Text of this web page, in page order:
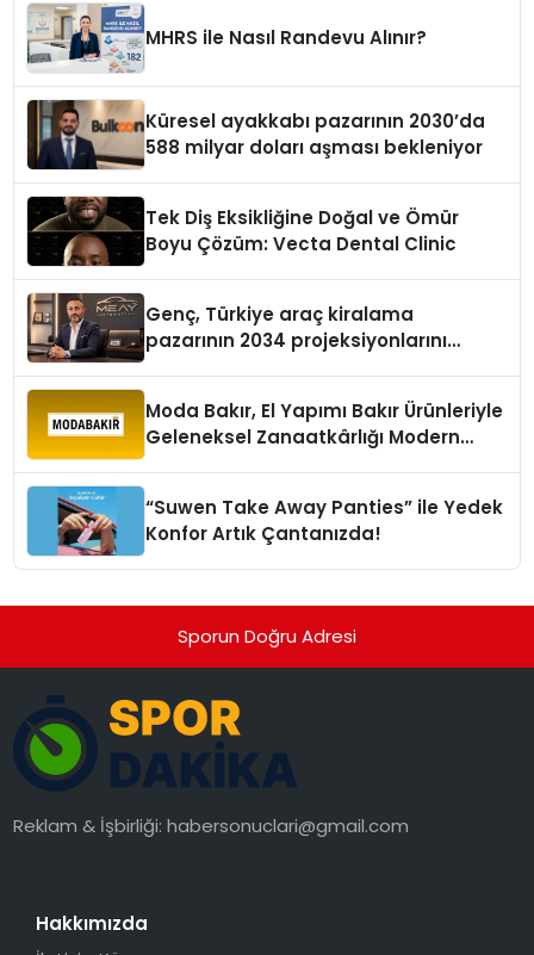
MHRS ile Nasıl Randevu Alınır?
Küresel ayakkabı pazarının 2030’da
588 milyar doları aşması bekleniyor
Tek Diş Eksikliğine Doğal ve Ömür
Boyu Çözüm: Vecta Dental Clinic
Genç, Türkiye araç kiralama
pazarının 2034 projeksiyonlarını
Moda Bakır, El Yapımı Bakır Ürünleriyle
Geleneksel Zanaatkârlığı Modern
“Suwen Take Away Panties” ile Yedek
Konfor Artık Çantanızda!
Sporun Doğru Adresi
Reklam & İşbirliği:habersonuclari@gmail.com
Hakkımızda